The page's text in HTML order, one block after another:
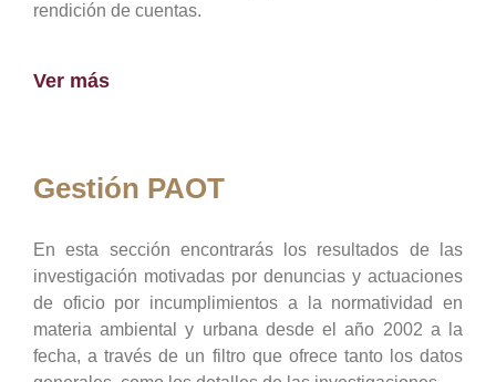
rendición de cuentas.
Ver más
Gestión PAOT
En esta sección encontrarás los resultados de las
investigación motivadas por denuncias y actuaciones
de oficio por incumplimientos a la normatividad en
materia ambiental y urbana desde el año 2002 a la
fecha, a través de un filtro que ofrece tanto los datos